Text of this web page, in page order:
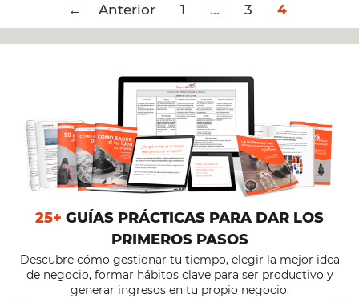
EMPRENDEDORES:
CREÁ
TU
LEYENDA
Post
navigation
← Anterior 1 … 3 4
25+ GUÍAS PRÁCTICAS PARA DAR LOS
PRIMEROS PASOS
Descubre cómo gestionar tu tiempo, elegir la mejor idea
de negocio, formar hábitos clave para ser productivo y
generar ingresos en tu propio negocio.